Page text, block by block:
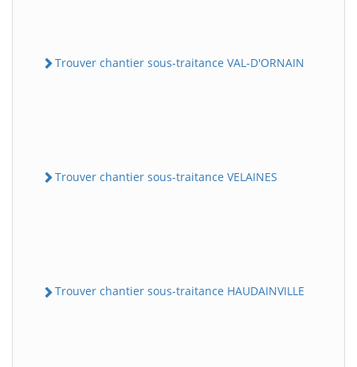
Trouver chantier sous-traitance VAL-D'ORNAIN
Trouver chantier sous-traitance VELAINES
Trouver chantier sous-traitance HAUDAINVILLE